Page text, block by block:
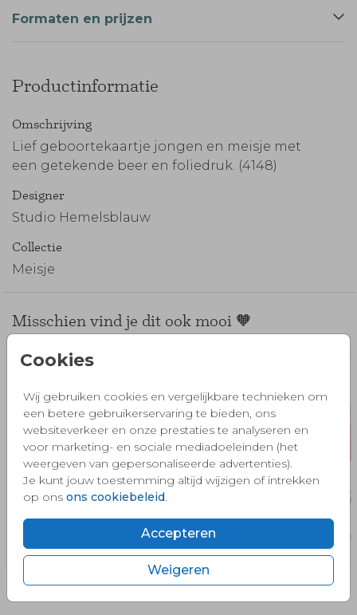
Cookies
Wij gebruiken cookies en vergelijkbare technieken om
een betere gebruikerservaring te bieden, ons
websiteverkeer en onze prestaties te analyseren en
voor marketing- en sociale mediadoeleinden (het
weergeven van gepersonaliseerde advertenties).
Je kunt jouw toestemming altijd wijzigen of intrekken
op ons ons cookiebeleid.
Accepteren
Weigeren
Formaten en prijzen
Productinformatie
Omschrijving
Lief geboortekaartje jongen en meisje met
een getekende beer en foliedruk. (4148)
Designer
Studio Hemelsblauw
Collectie
Meisje
Misschien vind je dit ook mooi 🧡